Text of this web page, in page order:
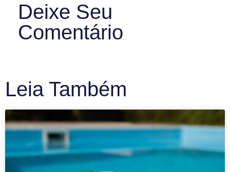
Deixe Seu
Comentário
Leia Também